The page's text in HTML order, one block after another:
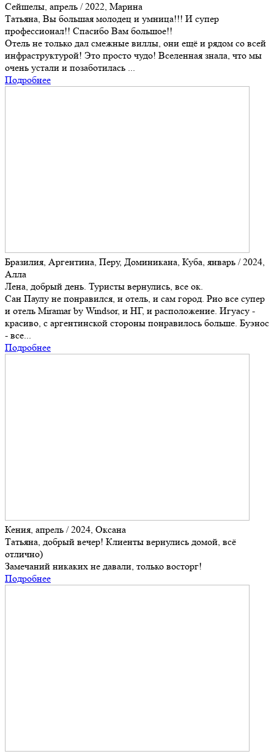
Сейшелы, апрель / 2022, Марина
Татьяна, Вы большая молодец и умница!!! И супер
профессионал!! Спасибо Вам большое!!
Отель не только дал смежные виллы, они ещё и рядом со всей
инфраструктурой! Это просто чудо! Вселенная знала, что мы
очень устали и позаботилась ...
Подробнее
Бразилия, Аргентина, Перу, Доминикана, Куба, январь / 2024,
Алла
Лена, добрый день. Туристы вернулись, все ок.
Сан Паулу не понравился, и отель, и сам город. Рио все супер
и отель Miramar by Windsor, и НГ, и расположение. Игуасу -
красиво, с аргентинской стороны понравилось больше. Буэнос
- все...
Подробнее
Кения, апрель / 2024, Оксана
Татьяна, добрый вечер! Клиенты вернулись домой, всё
отлично)
Замечаний никаких не давали, только восторг!
Подробнее